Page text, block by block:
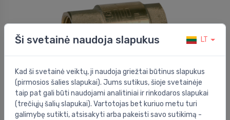
Atbuliniai vožtuvai
⬤ Atbulinis vožtuvas 1"
Ši svetainė naudoja slapukus LT
Kad ši svetainė veiktų, ji naudoja griežtai būtinus slapukus
(pirmosios šalies slapukai). Jums sutikus, šioje svetainėje
taip pat gali būti naudojami analitiniai ir rinkodaros slapukai
(trečiųjų šalių slapukai). Vartotojas bet kuriuo metu turi
galimybę sutikti, atsisakyti arba pakeisti savo sutikimą -